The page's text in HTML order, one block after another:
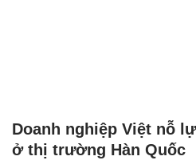
Doanh nghiệp Việt nỗ
ở thị trường Hàn Quốc